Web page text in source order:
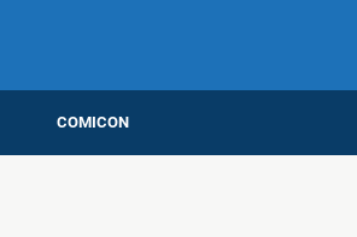
COMICON